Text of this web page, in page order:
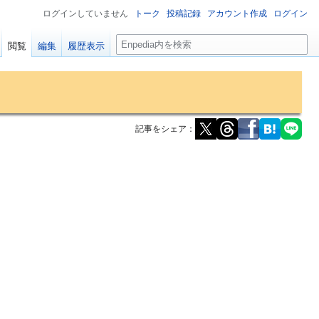
記事をシェア：
ログインしていません トーク 投稿記録 アカウント作成 ログイン
閲覧 編集 履歴表示
検
索